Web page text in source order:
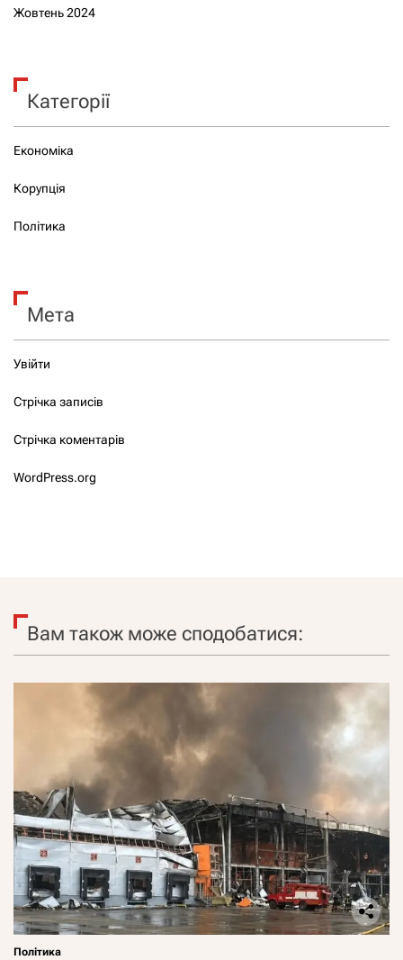
Жовтень 2024
Категорії
Економіка
Корупція
Політика
Мета
Увійти
Стрічка записів
Стрічка коментарів
WordPress.org
Вам також може сподобатися:
Політика